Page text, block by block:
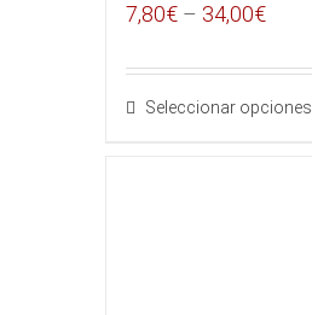
7,80€ – 34,00€
Seleccionar opciones